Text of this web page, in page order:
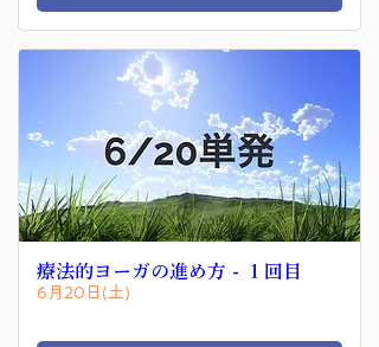
療法的ヨーガの進め方 - １回目
6月20日(土)